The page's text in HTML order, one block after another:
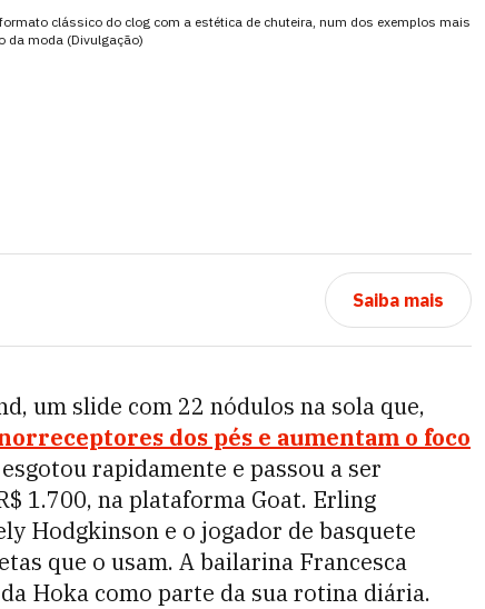
clássico do clog com a estética de chuteira, num dos exemplos mais
da moda (Divulgação)
Saiba mais
um slide com 22 nódulos na sola que,
dos pés e aumentam o foco
rapidamente e passou a ser
1.700, na plataforma Goat. Erling
Hodgkinson e o jogador de basquete
que o usam. A bailarina Francesca
Hoka como parte da sua rotina diária.